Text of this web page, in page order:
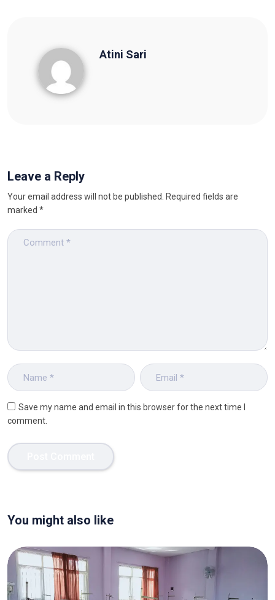
Atini Sari
Leave a Reply
Your email address will not be published. Required fields are
marked *
Save my name and email in this browser for the next time I
comment.
You might also like